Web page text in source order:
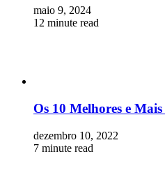
maio 9, 2024
12 minute read
Os 10 Melhores e
dezembro 10, 2022
7 minute read